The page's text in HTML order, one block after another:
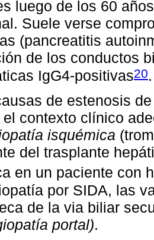
luego de los 60
Suele verse
(pancreatitis
de los conductos
IgG4-positivas20.
de estenosis
el contexto clínico
isquémica
del trasplante
en un paciente con
por SIDA, las
de la via biliar
portal).